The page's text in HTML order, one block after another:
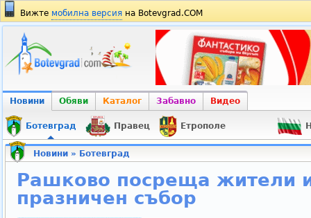
Вижте мобилна версия на Botevgrad.COM
Новини Обяви Каталог Забавно Видео
Ботевград Правец Етрополе
Новини» Ботевград
Рашково посреща жители и
празничен събор